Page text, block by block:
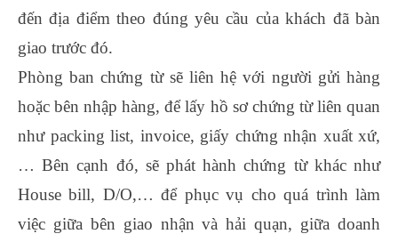
đến địa điểm theo đúng yêu cầu của khách đã bàn
giao trước đó.
Phòng ban chứng từ sẽ liên hệ với người gửi hàng
hoặc bên nhập hàng, để lấy hồ sơ chứng từ liên quan
như packing list, invoice, giấy chứng nhận xuất xứ,
… Bên cạnh đó, sẽ phát hành chứng từ khác như
House bill, D/O,… để phục vụ cho quá trình làm
việc giữa bên giao nhận và hải quạn, giữa doanh